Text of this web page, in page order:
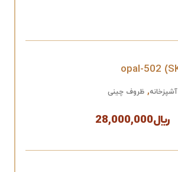
opal-502
آشپزخانه, ظروف چینی
﷼28,000,000